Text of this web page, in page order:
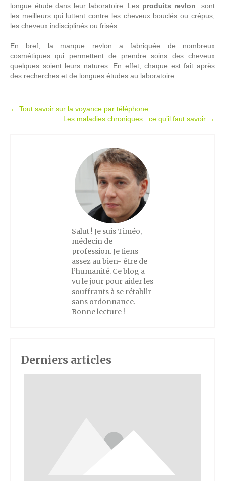
longue étude dans leur laboratoire. Les produits revlon sont
les meilleurs qui luttent contre les cheveux bouclés ou crépus,
les cheveux indisciplinés ou frisés.
En bref, la marque revlon a fabriquée de nombreux
cosmétiques qui permettent de prendre soins des cheveux
quelques soient leurs natures. En effet, chaque est fait après
des recherches et de longues études au laboratoire.
Post
← Tout savoir sur la voyance par téléphone
Les maladies chroniques : ce qu’il faut savoir →
Salut ! Je suis Timéo,
médecin de
profession. Je tiens
assez au bien- être de
l’humanité. Ce blog a
vu le jour pour aider les
souffrants à se rétablir
sans ordonnance.
Bonne lecture !
Derniers articles